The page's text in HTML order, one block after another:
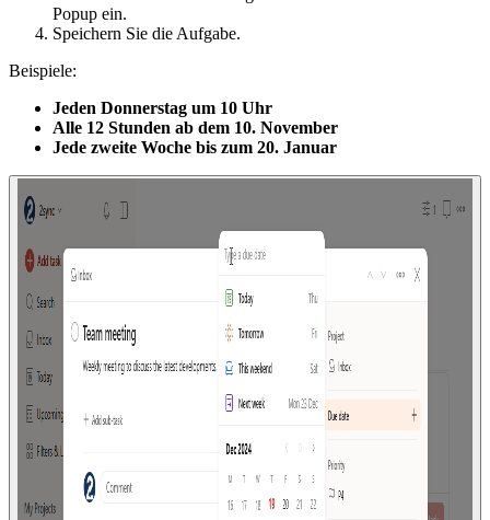
Popup ein.
Speichern Sie die Aufgabe.
Beispiele:
Jeden Donnerstag um 10 Uhr
Alle 12 Stunden ab dem 10. November
Jede zweite Woche bis zum 20. Januar